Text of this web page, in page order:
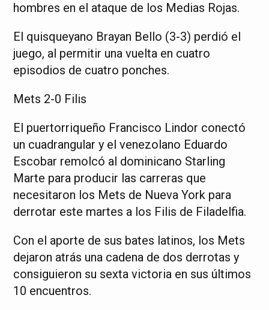
hombres en el ataque de los Medias Rojas.
El quisqueyano Brayan Bello (3-3) perdió el
juego, al permitir una vuelta en cuatro
episodios de cuatro ponches.
Mets 2-0 Filis
El puertorriqueño Francisco Lindor conectó
un cuadrangular y el venezolano Eduardo
Escobar remolcó al dominicano Starling
Marte para producir las carreras que
necesitaron los Mets de Nueva York para
derrotar este martes a los Filis de Filadelfia.
Con el aporte de sus bates latinos, los Mets
dejaron atrás una cadena de dos derrotas y
consiguieron su sexta victoria en sus últimos
10 encuentros.